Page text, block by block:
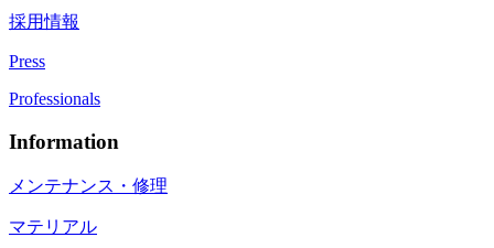
採用情報
Press
Professionals
Information
メンテナンス・修理
マテリアル